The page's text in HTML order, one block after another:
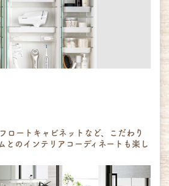
ロートキャビネットなど、こだわり
とのインテリアコーディネートも楽し